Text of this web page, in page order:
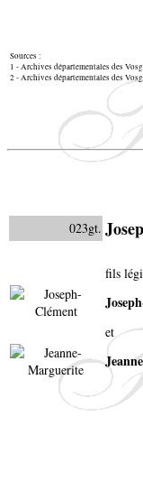
Sources :
1 - Archives départementales des
2 - Archives départementales des
023gt.
fils
et